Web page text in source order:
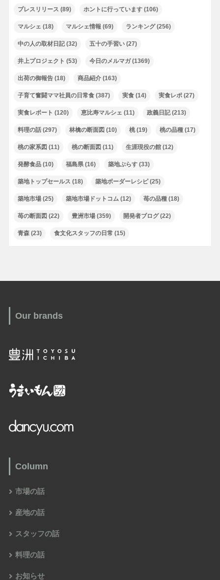
プレスリリース (89) ホントに行っています(106)
マルシェ (18) マルシェ情報 (69) ランキング(256)
中の人の取材日記(32) 五十の手習い(27)
井上プロジェクト (53) 今日のメルマガ(1369)
出荷の御報告(18) 商品紹介(163)
子育て奮闘ママ社員の日常食(387) 実食(14) 実食レポ(27)
実食レポート (120) 恵比寿マルシェ (11) 政義日記(213)
料理の話(297) 林檎の断面図 (10) 桃(19) 桃の品種(17)
桃の家系図 (11) 桃の断面図 (11) 生涯現役の館(12)
発酵食品(10) 福島県(16) 築地ぷらす(33)
築地トップセールス (18) 築地ボーダーレシピ(25)
築地市場(25) 築地市場ドットコム(12) 苺の品種(18)
苺の断面図 (22) 豊洲市場(359) 開発者ブログ(22)
青森(23) 食文化スタッフの日常 (15)
Our brands
Column
市場の話
産地の話
スタッフの話
料理の話
お知らせ